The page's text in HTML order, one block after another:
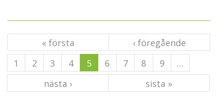
« första
‹ föregående
1
2 3 4 5 6 7 8 9
…
nästa ›
sista »